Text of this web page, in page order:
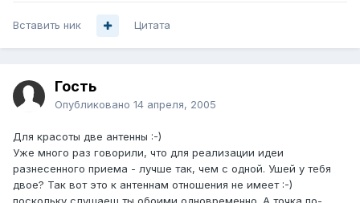
Вставить ник Цитата
Гость
Опубликовано 14 апреля, 2005
Для красоты две антенны :-)
Уже много раз говорили, что для реализации идеи
разнесенного приема - лучше так, чем с одной. Ушей у тебя
двое? Так вот это к антеннам отношения не имеет :-)